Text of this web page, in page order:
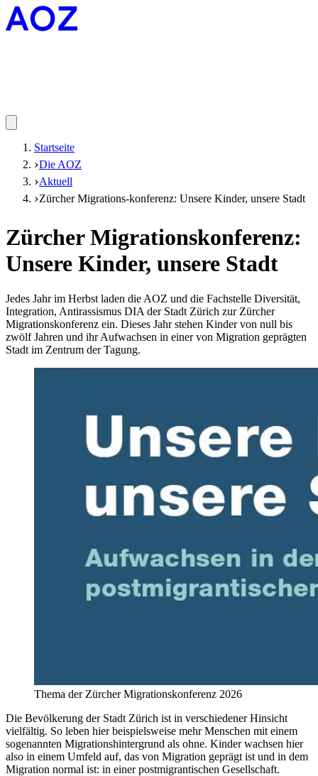
Startseite
Die AOZ
Aktuell
Zürcher Migrations-konferenz: Unsere Kinder, unsere Stadt
Zürcher Migrationskonferenz:
Unsere Kinder, unsere Stadt
Jedes Jahr im Herbst laden die AOZ und die Fachstelle Diversität,
Integration, Antirassismus DIA der Stadt Zürich zur Zürcher
Migrationskonferenz ein. Dieses Jahr stehen Kinder von null bis
zwölf Jahren und ihr Aufwachsen in einer von Migration geprägten
Stadt im Zentrum der Tagung.
Thema der Zürcher Migrationskonferenz 2026
Die Bevölkerung der Stadt Zürich ist in verschiedener Hinsicht
vielfältig. So leben hier beispielsweise mehr Menschen mit einem
sogenannten Migrationshintergrund als ohne. Kinder wachsen hier
also in einem Umfeld auf, das von Migration geprägt ist und in dem
Migration normal ist: in einer postmigrantischen Gesellschaft.